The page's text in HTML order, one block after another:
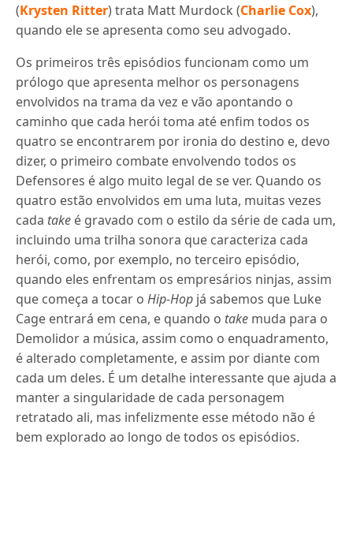
(Krysten Ritter) trata Matt Murdock (Charlie Cox),
quando ele se apresenta como seu advogado.
Os primeiros três episódios funcionam como um
prólogo que apresenta melhor os personagens
envolvidos na trama da vez e vão apontando o
caminho que cada herói toma até enfim todos os
quatro se encontrarem por ironia do destino e, devo
dizer, o primeiro combate envolvendo todos os
Defensores é algo muito legal de se ver. Quando os
quatro estão envolvidos em uma luta, muitas vezes
cada take é gravado com o estilo da série de cada um,
incluindo uma trilha sonora que caracteriza cada
herói, como, por exemplo, no terceiro episódio,
quando eles enfrentam os empresários ninjas, assim
que começa a tocar oHip-Hop já sabemos que Luke
Cage entrará em cena, e quando o take muda para o
Demolidor a música, assim como o enquadramento,
é alterado completamente, e assim por diante com
cada um deles. É um detalhe interessante que ajuda a
manter a singularidade de cada personagem
retratado ali, mas infelizmente esse método não é
bem explorado ao longo de todos os episódios.